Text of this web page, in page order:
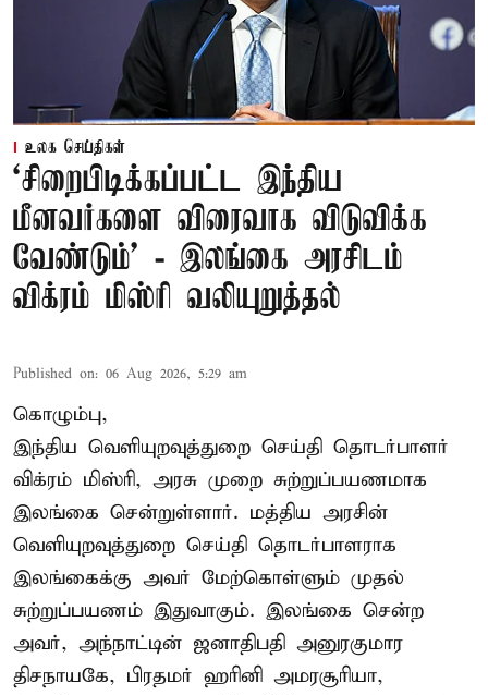
உலக செய்திகள்
‘சிறைபிடிக்கப்பட்ட இந்திய
மீனவர்களை விரைவாக விடுவிக்க
வேண்டும்' - இலங்கை அரசிடம்
விக்ரம் மிஸ்ரி வலியுறுத்தல்
Published on: 06 Aug 2026, 5:29 am
கொழும்பு,
இந்திய வெளியுறவுத்துறை செய்தி தொடர்பாளர்
விக்ரம் மிஸ்ரி, அரசு முறை சுற்றுப்பயணமாக
இலங்கை சென்றுள்ளார். மத்திய அரசின்
வெளியுறவுத்துறை செய்தி தொடர்பாளராக
இலங்கைக்கு அவர் மேற்கொள்ளும் முதல்
சுற்றுப்பயணம் இதுவாகும். இலங்கை சென்ற
அவர், அந்நாட்டின் ஜனாதிபதி அனுரகுமார
திசநாயகே, பிரதமர் ஹரினி அமரசூரியா,